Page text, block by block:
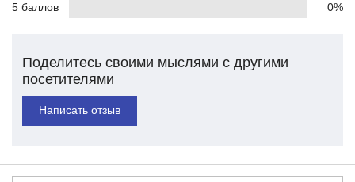
5 баллов 0%
Поделитесь своими мыслями с другими
посетителями
Написать отзыв